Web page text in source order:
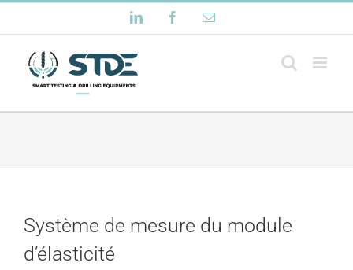
au
contenu
LinkedIn FacebookEmail
Système de mesure du module
d’élasticité